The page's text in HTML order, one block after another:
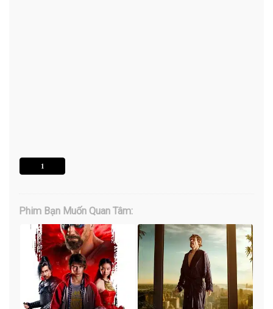
1
Phim Bạn Muốn Quan Tâm: